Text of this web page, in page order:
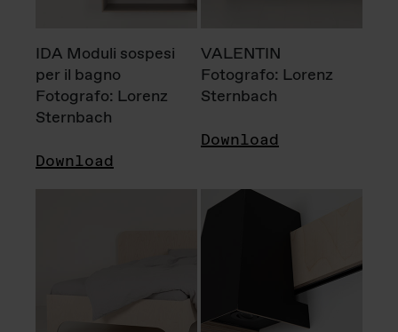
IDA Moduli sospesi
per il bagno
Fotografo: Lorenz
Sternbach
Download
VALENTIN
Fotografo: Lorenz
Sternbach
Download